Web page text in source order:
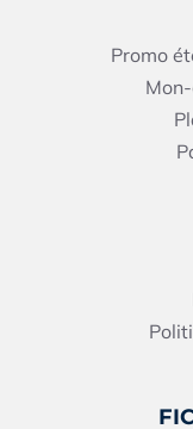
Promo